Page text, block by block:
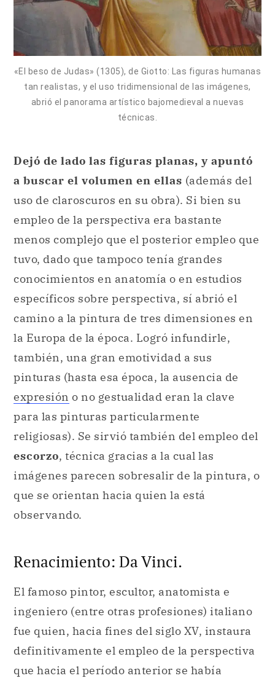
«El beso de Judas» (1305), de Giotto: Las figuras humanas
tan realistas, y el uso tridimensional de las imágenes,
abrió el panorama artístico bajomedieval a nuevas
técnicas.
Dejó de lado las figuras planas, y apuntó
a buscar el volumen en ellas (además del
uso de claroscuros en su obra). Si bien su
empleo de la perspectiva era bastante
menos complejo que el posterior empleo que
tuvo, dado que tampoco tenía grandes
conocimientos en anatomía o en estudios
específicos sobre perspectiva, sí abrió el
camino a la pintura de tres dimensiones en
la Europa de la época. Logró infundirle,
también, una gran emotividad a sus
pinturas (hasta esa época, la ausencia de
expresión o no gestualidad eran la clave
para las pinturas particularmente
religiosas). Se sirvió también del empleo del
escorzo, técnica gracias a la cual las
imágenes parecen sobresalir de la pintura, o
que se orientan hacia quien la está
observando.
Renacimiento: Da Vinci.
El famoso pintor, escultor, anatomista e
ingeniero (entre otras profesiones) italiano
fue quien, hacia fines del siglo XV, instaura
definitivamente el empleo de la perspectiva
que hacia el período anterior se había